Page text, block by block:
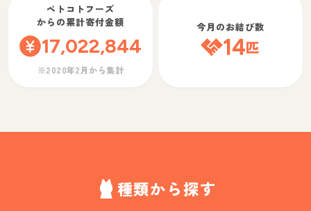
ペトコトフーズ
からの累計寄付金額
17,022,844
※2020年2月から集計
今月のお結び数
14匹
種類から探す